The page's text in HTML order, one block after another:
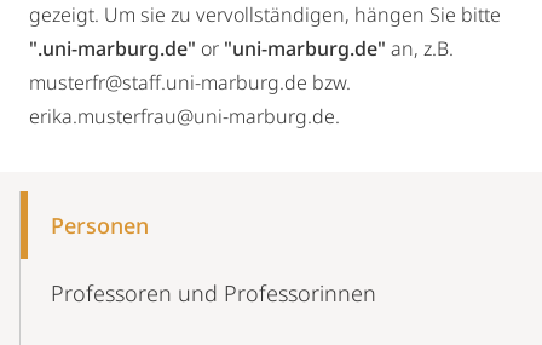
gezeigt. Um sie zu vervollständigen, hängen Sie bitte
".uni-marburg.de" or "uni-marburg.de" an, z.B.
musterfr@staff.uni-marburg.de bzw.
erika.musterfrau@uni-marburg.de.
NavigationPersonen
Professoren und Professorinnen